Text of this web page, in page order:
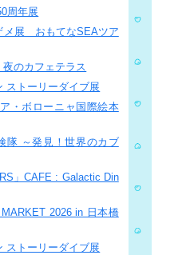
周年展
メ展 おもてなSEAツア
のカフェテラス
ストーリーダイブ展
・ボローニャ国際絵本
隊 ～発見！世界のカブ
」CAFE : Galactic Din
2026 in 日本橋
ストーリーダイブ展